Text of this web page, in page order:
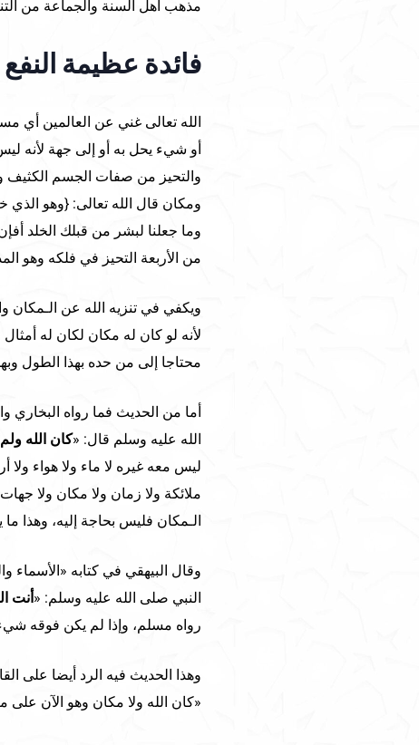
مذهب أهل السنة والجماعة من
فائدة عظيمة
الله تعالى غني عن العالمين أي
أو شيء يحل به أو إلى جهة لأنه
والتحيز من صفات الجسم
ومكان قال الله تعالى: {وهو
من الأربعة التحيز في فلكه وهو
لأنه لو كان له مكان لكان له
محتاجا إلى من حده بهذا الطول
أما من الحديث فما رواه البخاري
الله عليه وسلم قال: «كان الله
ليس معه غيره لا ماء ولا هواء
ملائكة ولا زمان ولا مكان ولا
الـمكان فليس بحاجة إليه، وهذا
وقال البيهقي في كتابه
النبي صلى الله عليه وسلم: « أنت
رواه مسلم، وإذا لم يكن فوقه
وهذا الحديث فيه الرد أيضا على
«كان الله ولا مكان وهو الآن على